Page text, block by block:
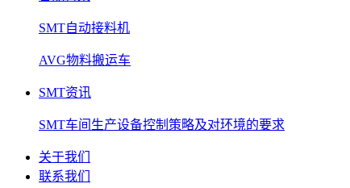
SMT自动接料机
AVG物料搬运车
SMT资讯
SMT车间生产设备控制策略及对环境的要求
关于我们
联系我们